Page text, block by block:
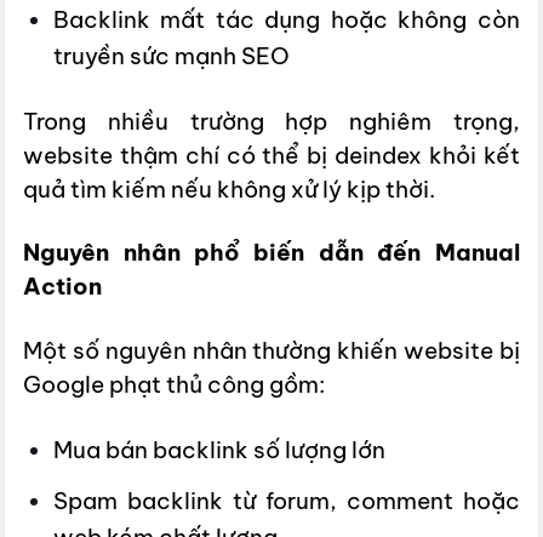
Backlink mất tác dụng hoặc không còn
truyền sức mạnh SEO
Trong nhiều trường hợp nghiêm trọng,
website thậm chí có thể bị deindex khỏi kết
quả tìm kiếm nếu không xử lý kịp thời.
Nguyên nhân phổ biến dẫn đến Manual
Action
Một số nguyên nhân thường khiến website bị
Google phạt thủ công gồm:
Mua bán backlink số lượng lớn
Spam backlink từ forum, comment hoặc